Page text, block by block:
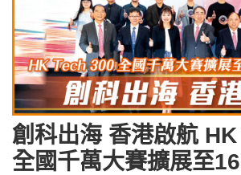
創科出海 香港啟航
全國千萬大賽擴展至